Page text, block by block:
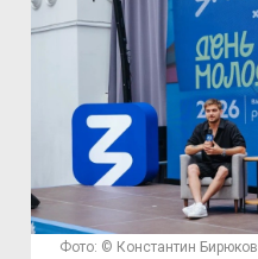
Фото: © Константин Бирюков